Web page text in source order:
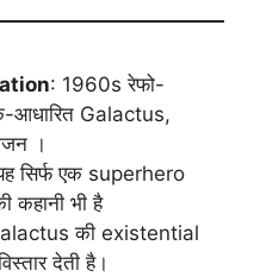
: 1960s रेफो-
आधारित Galactus,
।
सिर्फ एक superhero
कहानी भी है
की existential
देती है।